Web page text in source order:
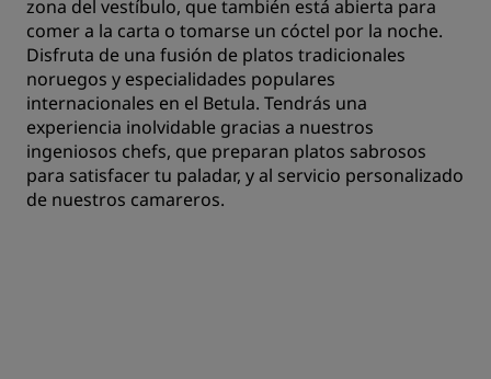
zona del vestíbulo, que también está abierta para
comer a la carta o tomarse un cóctel por la noche.
Disfruta de una fusión de platos tradicionales
noruegos y especialidades populares
internacionales en el Betula. Tendrás una
experiencia inolvidable gracias a nuestros
ingeniosos chefs, que preparan platos sabrosos
para satisfacer tu paladar, y al servicio personalizado
de nuestros camareros.